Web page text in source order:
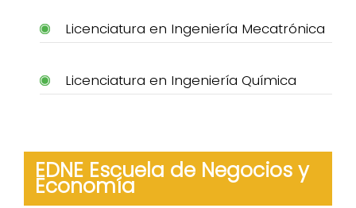
Licenciatura en Ingeniería Mecatrónica
Licenciatura en Ingeniería Química
EDNE Escuela de Negocios y
Economía